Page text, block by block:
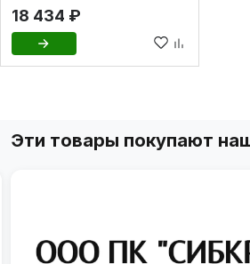
18 434 ₽
Эти товары покупают